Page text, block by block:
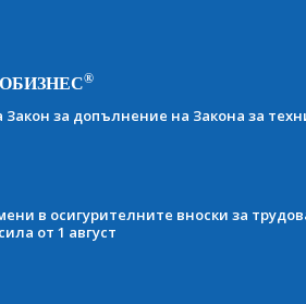
®
Закон за допълнение на Закона за
в осигурителните вноски за
от 1 август